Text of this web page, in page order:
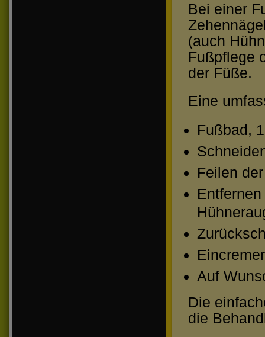
Bei einer
(auch
Fußpflege
der Füße.
Eine
Fußbad,
Feilen
Auf
Die
die